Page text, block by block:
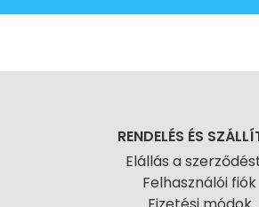
RENDELÉS ÉS
Elállás a
Felhasználói fiók